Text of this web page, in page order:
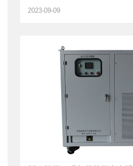
2023-09-09